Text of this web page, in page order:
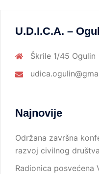
U.D.I.C.A. –
Škrile 1/45 Ogulin
Najnovije
Održana završna
razvoj civilnog društva
Radionica posvećena